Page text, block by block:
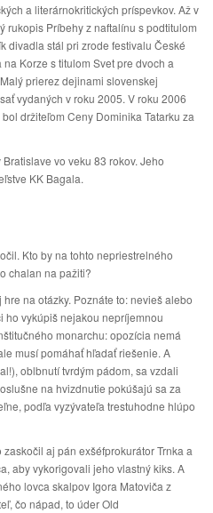
a literárnokritických príspevkov. Až v
rukopis Príbehy z naftalínu s podtitulom
divadla stál pri zrode festivalu České
Korze s titulom Svet pre dvoch a
prierez dejinami slovenskej
vydaných v roku 2005. V roku 2006
držiteľom Ceny Dominika Tatarku za
vo veku 83 rokov. Jeho
KK Bagala.
Kto by na tohto nepriestrelného
chalan na pažiti?
na otázky. Poznáte to: nevieš alebo
ho vykúpiš nejakou nepríjemnou
monarchu: opozícia nemá
musí pomáhať hľadať riešenie. A
oblbnutí tvrdým pádom, sa vzdali
na hvizdnutie pokúšajú sa za
podľa vyzývateľa trestuhodne hlúpo
aj pán exšéfprokurátor Trnka a
aby vykorigovali jeho vlastný kiks. A
lovca skalpov Igora Matoviča z
čo nápad, to úder Old